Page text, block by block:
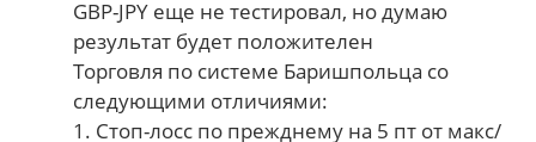
GBP-JPY еще не тестировал, но думаю
результат будет положителен
Торговля по системе Баришпольца со
следующими отличиями:
1. Стоп-лосс по прежднему на 5 пт от макс/